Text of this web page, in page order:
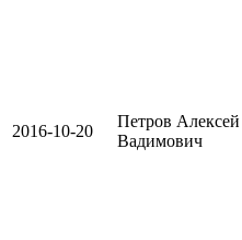
2016-10-20
Петров Алексей
Вадимович